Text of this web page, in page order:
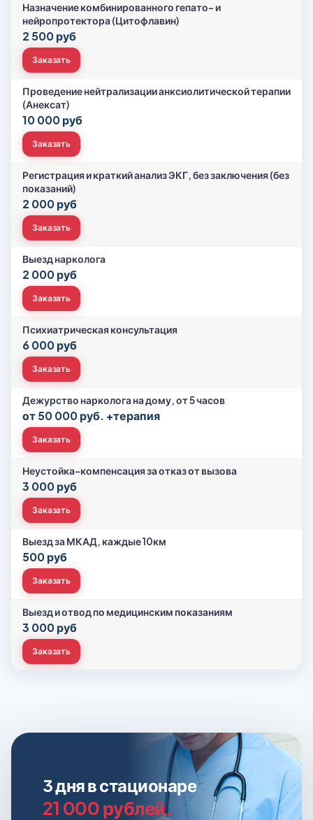
Назначение комбинированного гепато- и
нейропротектора (Цитофлавин)
2 500 руб
Заказать
Проведение нейтрализации анксиолитической терапии
(Анексат)
10 000 руб
Заказать
Регистрация и краткий анализ ЭКГ, без заключения (без
показаний)
2 000 руб
Заказать
Выезд нарколога
2 000 руб
Заказать
Психиатрическая консультация
6 000 руб
Заказать
Дежурство нарколога на дому, от 5 часов
от 50 000 руб. +терапия
Заказать
Неустойка-компенсация за отказ от вызова
3 000 руб
Заказать
Выезд за МКАД, каждые 10км
500 руб
Заказать
Выезд и отвод по медицинским показаниям
3 000 руб
Заказать
3 дня в стационаре
21 000 рублей.